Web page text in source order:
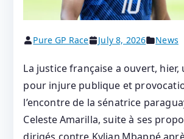
Pure GP Race July 8, 2026 News
La justice française a ouvert, hier,
pour injure publique et
l’encontre de la sénatrice
Celeste Amarilla, suite à ses